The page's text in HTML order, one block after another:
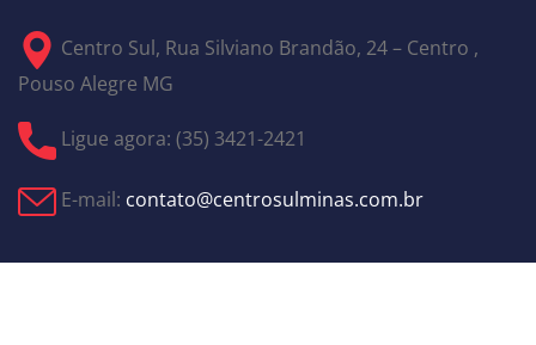
Centro Sul, Rua Silviano Brandão, 24 – Centro ,
Pouso Alegre MG
Ligue agora: (35) 3421-2421
E-mail: contato@centrosulminas.com.br